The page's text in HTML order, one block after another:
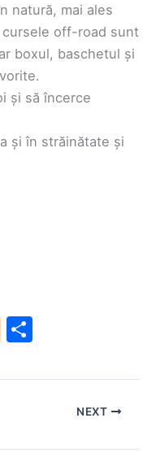
natură, mai ales
off-road sunt
boxul, baschetul și
și să încerce
și în străinătate și
R
d ar
NEXT